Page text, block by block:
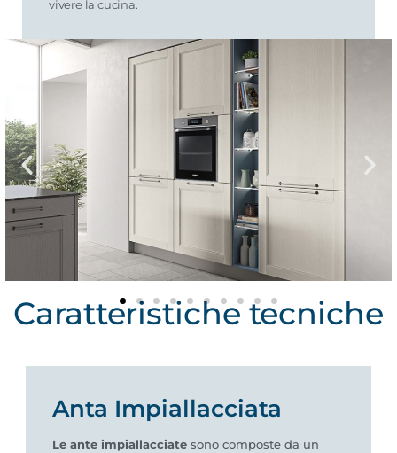
vivere la cucina.
Caratteristiche tecniche
Anta Impiallacciata
Le ante impiallacciate sono composte da un